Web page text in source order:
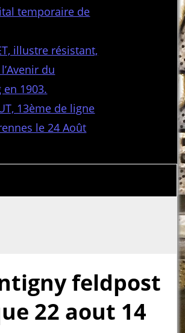
temporaire de
illustre résistant,
du
1903.
13ème de ligne
le 24 Août
feldpost
22 aout 14